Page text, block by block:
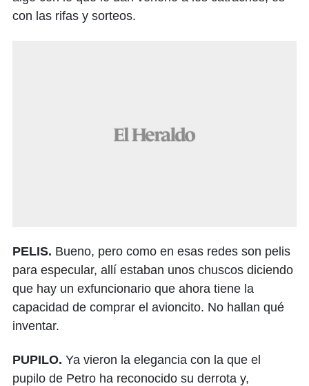
con las rifas y sorteos.
PELIS. Bueno, pero como en esas redes son pelis
para especular, allí estaban unos chuscos diciendo
que hay un exfuncionario que ahora tiene la
capacidad de comprar el avioncito. No hallan qué
inventar.
PUPILO. Ya vieron la elegancia con la que el
pupilo de Petro ha reconocido su derrota y,